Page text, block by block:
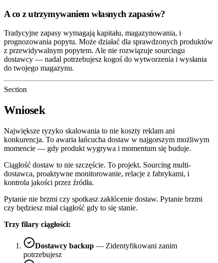
A co z utrzymywaniem własnych zapasów?
Tradycyjne zapasy wymagają kapitału, magazynowania, i
prognozowania popytu. Może działać dla sprawdzonych produktów
z przewidywalnym popytem. Ale nie rozwiązuje sourcingu
dostawcy — nadal potrzebujesz kogoś do wytworzenia i wysłania
do twojego magazynu.
Section
Wniosek
Największe ryzyko skalowania to nie koszty reklam ani
konkurencja. To awaria łańcucha dostaw w najgorszym możliwym
momencie — gdy produkt wygrywa i momentum się buduje.
Ciągłość dostaw to nie szczęście. To projekt. Sourcing multi-
dostawca, proaktywne monitorowanie, relacje z fabrykami, i
kontrola jakości przez źródła.
Pytanie nie brzmi czy spotkasz zakłócenie dostaw. Pytanie brzmi
czy będziesz miał ciągłość gdy to się stanie.
Trzy filary ciągłości:
Dostawcy backup — Zidentyfikowani zanim
potrzebujesz